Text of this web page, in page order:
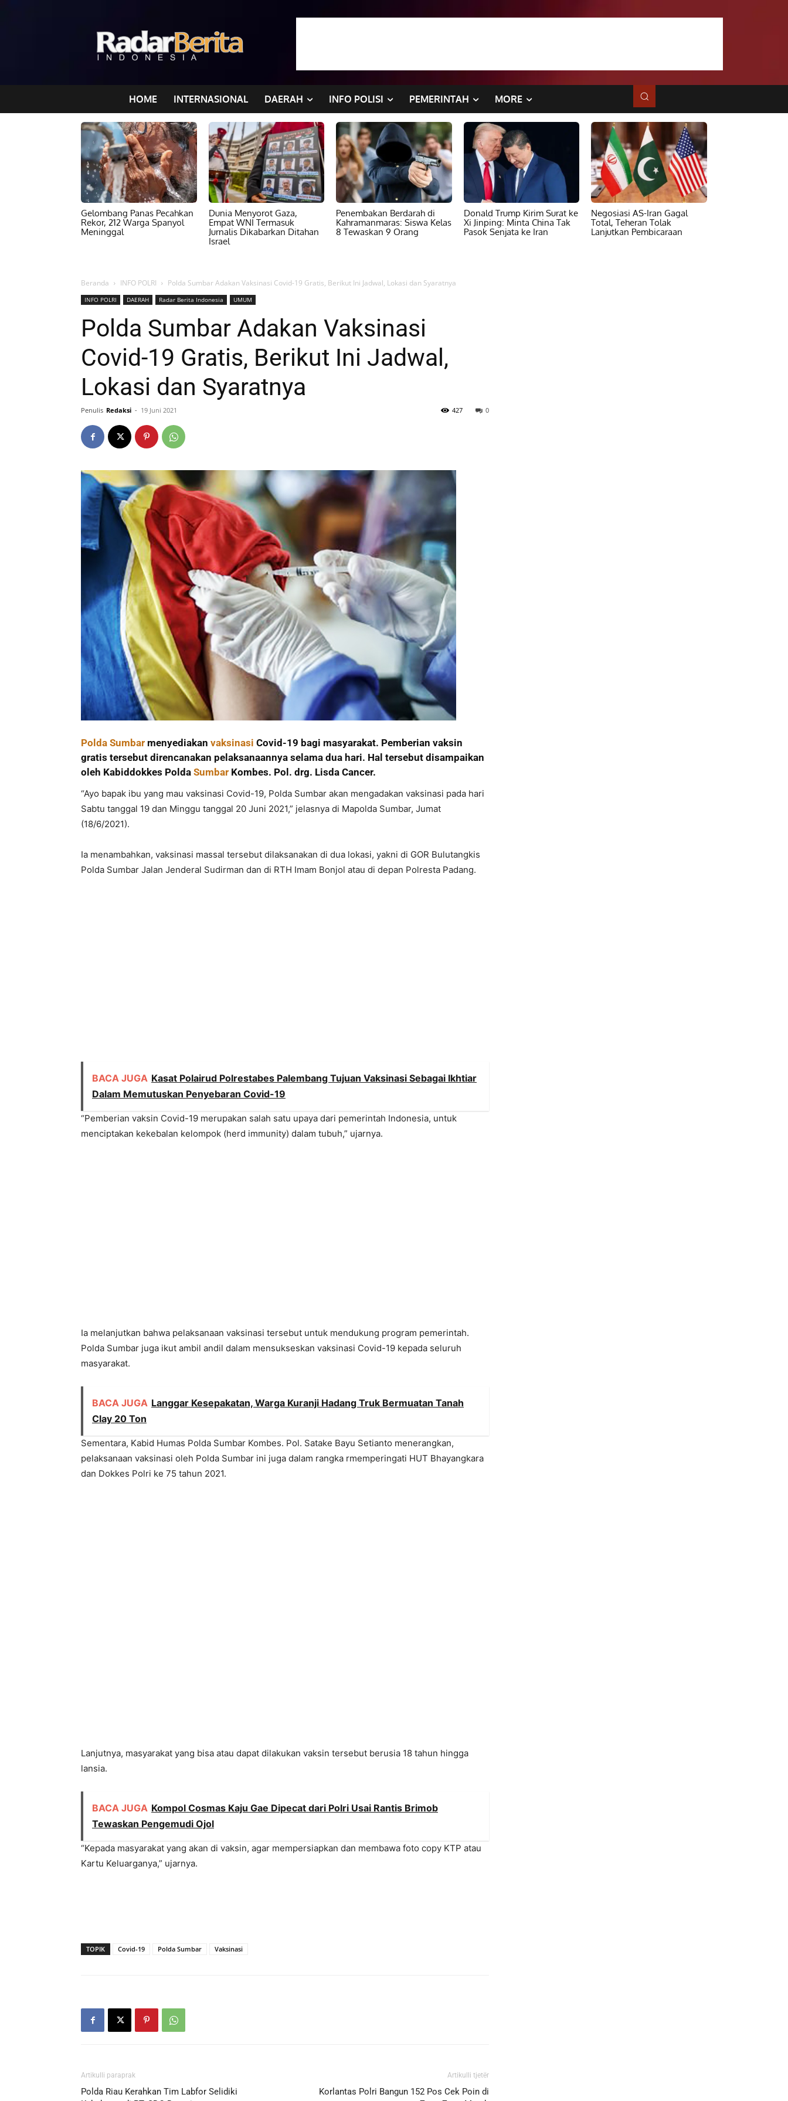
HOME INTERNASIONAL DAERAH INFO POLISI PEMERINTAH MORE
Gelombang Panas Pecahkan
Rekor, 212 Warga Spanyol
Meninggal
Dunia Menyorot Gaza,
Empat WNI Termasuk
Jurnalis Dikabarkan Ditahan
Israel
Penembakan Berdarah di
Kahramanmaras: Siswa Kelas
8 Tewaskan 9 Orang
Donald Trump Kirim Surat ke
Xi Jinping: Minta China Tak
Pasok Senjata ke Iran
Negosiasi AS-Iran Gagal
Total, Teheran Tolak
Lanjutkan Pembicaraan
Beranda INFO POLRI Polda Sumbar Adakan Vaksinasi Covid-19 Gratis, Berikut Ini Jadwal, Lokasi dan Syaratnya
INFO POLRI DAERAH Radar Berita Indonesia UMUM
Polda Sumbar Adakan Vaksinasi
Covid-19 Gratis, Berikut Ini Jadwal,
Lokasi dan Syaratnya
Penulis Redaksi - 19 Juni 2021 0
427
Polda Sumbar menyediakan vaksinasi Covid-19 bagi masyarakat. Pemberian vaksin
gratis tersebut direncanakan pelaksanaannya selama dua hari. Hal tersebut disampaikan
oleh Kabiddokkes Polda Sumbar Kombes. Pol. drg. Lisda Cancer.
“Ayo bapak ibu yang mau vaksinasi Covid-19, Polda Sumbar akan mengadakan vaksinasi pada hari
Sabtu tanggal 19 dan Minggu tanggal 20 Juni 2021,” jelasnya di Mapolda Sumbar, Jumat
(18/6/2021).
Ia menambahkan, vaksinasi massal tersebut dilaksanakan di dua lokasi, yakni di GOR Bulutangkis
Polda Sumbar Jalan Jenderal Sudirman dan di RTH Imam Bonjol atau di depan Polresta Padang.
BACA JUGA Kasat Polairud Polrestabes Palembang Tujuan Vaksinasi Sebagai Ikhtiar
Dalam Memutuskan Penyebaran Covid-19
“Pemberian vaksin Covid-19 merupakan salah satu upaya dari pemerintah Indonesia, untuk
menciptakan kekebalan kelompok (herd immunity) dalam tubuh,” ujarnya.
Ia melanjutkan bahwa pelaksanaan vaksinasi tersebut untuk mendukung program pemerintah.
Polda Sumbar juga ikut ambil andil dalam mensukseskan vaksinasi Covid-19 kepada seluruh
masyarakat.
BACA JUGA Langgar Kesepakatan, Warga Kuranji Hadang Truk Bermuatan Tanah
Clay 20 Ton
Sementara, Kabid Humas Polda Sumbar Kombes. Pol. Satake Bayu Setianto menerangkan,
pelaksanaan vaksinasi oleh Polda Sumbar ini juga dalam rangka rmemperingati HUT Bhayangkara
dan Dokkes Polri ke 75 tahun 2021.
Lanjutnya, masyarakat yang bisa atau dapat dilakukan vaksin tersebut berusia 18 tahun hingga
lansia.
BACA JUGA Kompol Cosmas Kaju Gae Dipecat dari Polri Usai Rantis Brimob
Tewaskan Pengemudi Ojol
“Kepada masyarakat yang akan di vaksin, agar mempersiapkan dan membawa foto copy KTP atau
Kartu Keluarganya,” ujarnya.
TOPIK Covid-19 Polda Sumbar Vaksinasi
Artikulli paraprak
Polda Riau Kerahkan Tim Labfor Selidiki
Artikulli tjetër
Korlantas Polri Bangun 152 Pos Cek Poin di